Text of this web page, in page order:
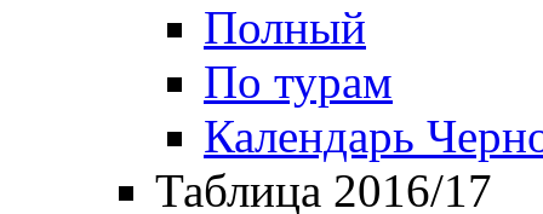
Полный
По турам
Календарь
Таблица 2016/17